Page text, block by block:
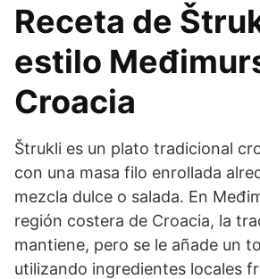
Receta de
estilo
Croacia
Štrukli es un plato tradicional
con una masa filo enrollada
mezcla dulce o salada. En
región costera de Croacia, la
mantiene, pero se le añade un
utilizando ingredientes locales